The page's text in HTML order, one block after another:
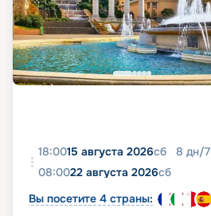
18:0015 августа 2026сб 8 дн/7
08:0022 августа 2026сб
Вы посетите 4 страны: